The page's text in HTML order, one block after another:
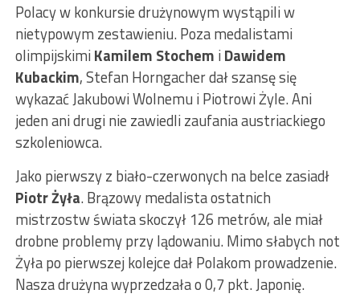
Polacy w konkursie drużynowym wystąpili w
nietypowym zestawieniu. Poza medalistami
olimpijskimiKamilem Stochem iDawidem
Kubackim, Stefan Horngacher dał szansę się
wykazać Jakubowi Wolnemu i Piotrowi Żyle. Ani
jeden ani drugi nie zawiedli zaufania austriackiego
szkoleniowca.
Jako pierwszy z biało-czerwonych na belce zasiadł
Piotr Żyła. Brązowy medalista ostatnich
mistrzostw świata skoczył 126 metrów, ale miał
drobne problemy przy lądowaniu. Mimo słabych not
Żyła po pierwszej kolejce dał Polakom prowadzenie.
Nasza drużyna wyprzedzała o 0,7 pkt. Japonię.